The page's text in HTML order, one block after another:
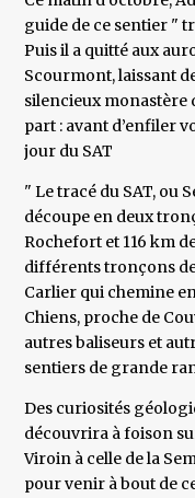
guide de ce sentier "
Puis il a quitté aux
Scourmont, laissant
silencieux monastère
part : avant d’enfiler
jour du SAT
" Le tracé du SAT, ou
découpe en deux
Rochefort et 116 km
différents tronçons
Carlier qui chemine
Chiens, proche de
autres baliseurs et
sentiers de grande
Des curiosités
découvrira à foison
Viroin à celle de la
pour venir à bout de